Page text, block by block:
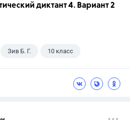
диктант 4. Вариант 2
Зив Б. Г. 10 класс